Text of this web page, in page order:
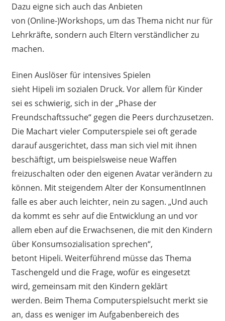
Dazu eigne sich auch das Anbieten
von (Online-)Workshops, um das Thema nicht nur für
Lehrkräfte, sondern auch Eltern verständlicher zu
machen.
Einen Auslöser für intensives Spielen
sieht Hipeli im sozialen Druck. Vor allem für Kinder
sei es schwierig, sich in der „Phase der
Freundschaftssuche“ gegen die Peers durchzusetzen.
Die Machart vieler Computerspiele sei oft gerade
darauf ausgerichtet, dass man sich viel mit ihnen
beschäftigt, um beispielsweise neue Waffen
freizuschalten oder den eigenen Avatar verändern zu
können. Mit steigendem Alter der KonsumentInnen
falle es aber auch leichter, nein zu sagen. „Und auch
da kommt es sehr auf die Entwicklung an und vor
allem eben auf die Erwachsenen, die mit den Kindern
über Konsumsozialisation sprechen“,
betont Hipeli. Weiterführend müsse das Thema
Taschengeld und die Frage, wofür es eingesetzt
wird, gemeinsam mit den Kindern geklärt
werden. Beim Thema Computerspielsucht merkt sie
an, dass es weniger im Aufgabenbereich des